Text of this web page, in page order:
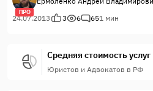
ПРО
24.07.2013
3 6 651 мин
Средняя стоимость услуг
Юристов и Адвокатов в РФ